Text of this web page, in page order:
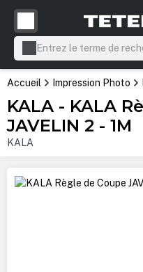
principal
Accueil Impression Photo
KALA - KALA
JAVELIN 2 - 1M
KALA
Ignorer la galerie d'images